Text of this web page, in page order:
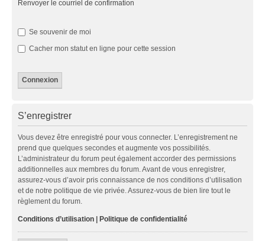
Renvoyer le courriel de confirmation
Se souvenir de moi
Cacher mon statut en ligne pour cette session
S’enregistrer
Vous devez être enregistré pour vous connecter. L’enregistrement ne
prend que quelques secondes et augmente vos possibilités.
L’administrateur du forum peut également accorder des permissions
additionnelles aux membres du forum. Avant de vous enregistrer,
assurez-vous d’avoir pris connaissance de nos conditions d’utilisation
et de notre politique de vie privée. Assurez-vous de bien lire tout le
règlement du forum.
Conditions d’utilisation Politique de confidentialité